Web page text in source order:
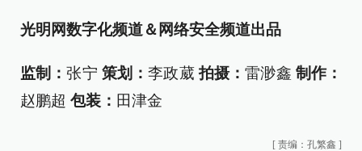
光明网数字化频道＆网络安全频道出品
监制：张宁 策划：李政葳拍摄：雷渺鑫 制作：
赵鹏超 包装： 田津金
[ 责编：孔繁鑫 ]